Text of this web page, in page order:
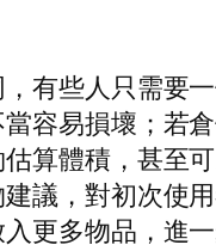
有些人只需要
容易損壞；若
算體積，甚至
議，對初次使
更多物品，進一